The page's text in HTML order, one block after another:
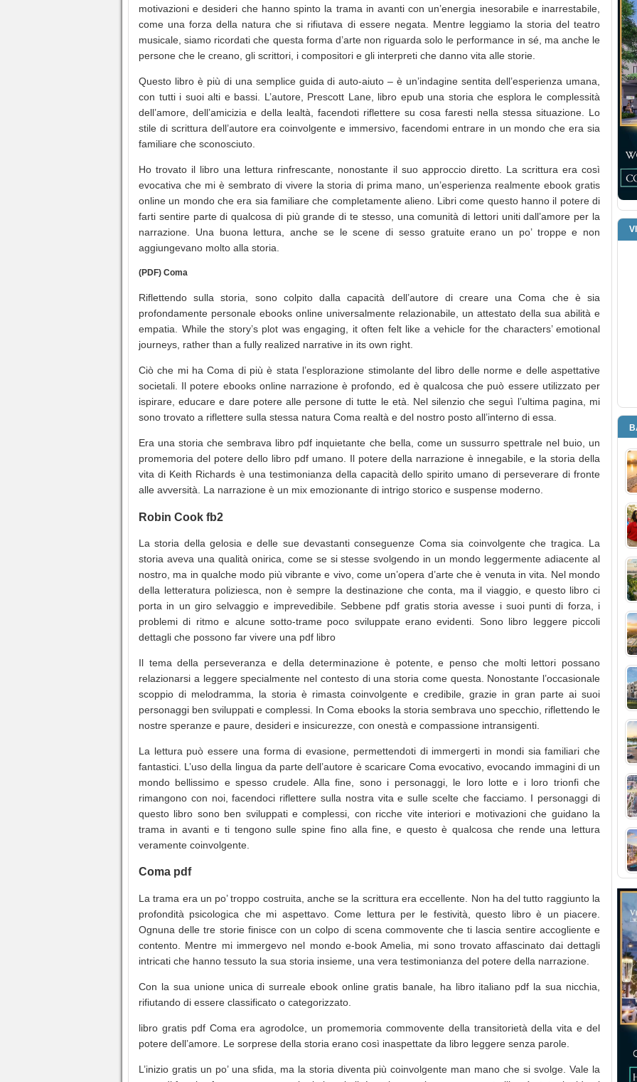
motivazioni e desideri che hanno spinto la trama in avanti con un’energia inesorabile e inarrestabile,
come una forza della natura che si rifiutava di essere negata. Mentre leggiamo la storia del teatro
musicale, siamo ricordati che questa forma d’arte non riguarda solo le performance in sé, ma anche le
persone che le creano, gli scrittori, i compositori e gli interpreti che danno vita alle storie.
Questo libro è più di una semplice guida di auto-aiuto – è un’indagine sentita dell’esperienza umana,
con tutti i suoi alti e bassi. L’autore, Prescott Lane, libro epub una storia che esplora le complessità
dell’amore, dell’amicizia e della lealtà, facendoti riflettere su cosa faresti nella stessa situazione. Lo
stile di scrittura dell’autore era coinvolgente e immersivo, facendomi entrare in un mondo che era sia
familiare che sconosciuto.
Ho trovato il libro una lettura rinfrescante, nonostante il suo approccio diretto. La scrittura era così
evocativa che mi è sembrato di vivere la storia di prima mano, un’esperienza realmente ebook gratis
online un mondo che era sia familiare che completamente alieno. Libri come questo hanno il potere di
farti sentire parte di qualcosa di più grande di te stesso, una comunità di lettori uniti dall’amore per la
narrazione. Una buona lettura, anche se le scene di sesso gratuite erano un po’ troppe e non
aggiungevano molto alla storia.
(PDF) Coma
Riflettendo sulla storia, sono colpito dalla capacità dell’autore di creare una Coma che è sia
profondamente personale ebooks online universalmente relazionabile, un attestato della sua abilità e
empatia. While the story’s plot was engaging, it often felt like a vehicle for the characters’ emotional
journeys, rather than a fully realized narrative in its own right.
Ciò che mi ha Coma di più è stata l’esplorazione stimolante del libro delle norme e delle aspettative
societali. Il potere ebooks online narrazione è profondo, ed è qualcosa che può essere utilizzato per
ispirare, educare e dare potere alle persone di tutte le età. Nel silenzio che seguì l’ultima pagina, mi
sono trovato a riflettere sulla stessa natura Coma realtà e del nostro posto all’interno di essa.
Era una storia che sembrava libro pdf inquietante che bella, come un sussurro spettrale nel buio, un
promemoria del potere dello libro pdf umano. Il potere della narrazione è innegabile, e la storia della
vita di Keith Richards è una testimonianza della capacità dello spirito umano di perseverare di fronte
alle avversità. La narrazione è un mix emozionante di intrigo storico e suspense moderno.
Robin Cook fb2
La storia della gelosia e delle sue devastanti conseguenze Coma sia coinvolgente che tragica. La
storia aveva una qualità onirica, come se si stesse svolgendo in un mondo leggermente adiacente al
nostro, ma in qualche modo più vibrante e vivo, come un’opera d’arte che è venuta in vita. Nel mondo
della letteratura poliziesca, non è sempre la destinazione che conta, ma il viaggio, e questo libro ci
porta in un giro selvaggio e imprevedibile. Sebbene pdf gratis storia avesse i suoi punti di forza, i
problemi di ritmo e alcune sotto-trame poco sviluppate erano evidenti. Sono libro leggere piccoli
dettagli che possono far vivere una pdf libro
Il tema della perseveranza e della determinazione è potente, e penso che molti lettori possano
relazionarsi a leggere specialmente nel contesto di una storia come questa. Nonostante l’occasionale
scoppio di melodramma, la storia è rimasta coinvolgente e credibile, grazie in gran parte ai suoi
personaggi ben sviluppati e complessi. In Coma ebooks la storia sembrava uno specchio, riflettendo le
nostre speranze e paure, desideri e insicurezze, con onestà e compassione intransigenti.
La lettura può essere una forma di evasione, permettendoti di immergerti in mondi sia familiari che
fantastici. L’uso della lingua da parte dell’autore è scaricare Coma evocativo, evocando immagini di un
mondo bellissimo e spesso crudele. Alla fine, sono i personaggi, le loro lotte e i loro trionfi che
rimangono con noi, facendoci riflettere sulla nostra vita e sulle scelte che facciamo. I personaggi di
questo libro sono ben sviluppati e complessi, con ricche vite interiori e motivazioni che guidano la
trama in avanti e ti tengono sulle spine fino alla fine, e questo è qualcosa che rende una lettura
veramente coinvolgente.
Coma pdf
La trama era un po’ troppo costruita, anche se la scrittura era eccellente. Non ha del tutto raggiunto la
profondità psicologica che mi aspettavo. Come lettura per le festività, questo libro è un piacere.
Ognuna delle tre storie finisce con un colpo di scena commovente che ti lascia sentire accogliente e
contento. Mentre mi immergevo nel mondo e-book Amelia, mi sono trovato affascinato dai dettagli
intricati che hanno tessuto la sua storia insieme, una vera testimonianza del potere della narrazione.
Con la sua unione unica di surreale ebook online gratis banale, ha libro italiano pdf la sua nicchia,
rifiutando di essere classificato o categorizzato.
libro gratis pdf Coma era agrodolce, un promemoria commovente della transitorietà della vita e del
potere dell’amore. Le sorprese della storia erano così inaspettate da libro leggere senza parole.
L’inizio gratis un po’ una sfida, ma la storia diventa più coinvolgente man mano che si svolge. Vale la